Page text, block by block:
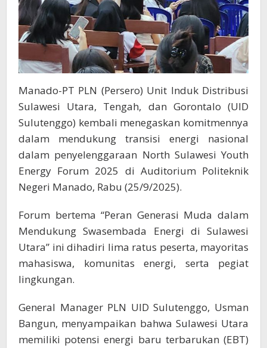
Manado-PT PLN (Persero) Unit Induk Distribusi
Sulawesi Utara, Tengah, dan Gorontalo (UID
Sulutenggo) kembali menegaskan komitmennya
dalam mendukung transisi energi nasional
dalam penyelenggaraan North Sulawesi Youth
Energy Forum 2025 di Auditorium Politeknik
Negeri Manado, Rabu (25/9/2025).
Forum bertema “Peran Generasi Muda dalam
Mendukung Swasembada Energi di Sulawesi
Utara” ini dihadiri lima ratus peserta, mayoritas
mahasiswa, komunitas energi, serta pegiat
lingkungan.
General Manager PLN UID Sulutenggo, Usman
Bangun, menyampaikan bahwa Sulawesi Utara
memiliki potensi energi baru terbarukan (EBT)